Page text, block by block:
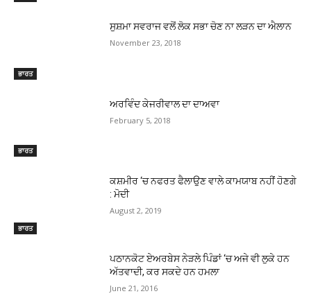
ਭਾਰਤ
ਸੁਸ਼ਮਾ ਸਵਰਾਜ ਵਲੋਂ ਲੋਕ ਸਭਾ ਚੋਣ ਨਾ ਲੜਨ ਦਾ ਐਲਾਨ
November 23, 2018
ਭਾਰਤ
ਅਰਵਿੰਦ ਕੇਜਰੀਵਾਲ ਦਾ ਦਾਅਵਾ
February 5, 2018
ਭਾਰਤ
ਕਸ਼ਮੀਰ ‘ਚ ਨਫਰਤ ਫੈਲਾਉਣ ਵਾਲੇ ਕਾਮਯਾਬ ਨਹੀਂ ਹੋਣਗੇ
: ਮੋਦੀ
August 2, 2019
ਪਠਾਨਕੋਟ ਏਅਰਬੇਸ ਨੇੜਲੇ ਪਿੰਡਾਂ ‘ਚ ਅਜੇ ਵੀ ਲੁਕੇ ਹਨ
ਅੱਤਵਾਦੀ, ਕਰ ਸਕਦੇ ਹਨ ਹਮਲਾ
June 21, 2016